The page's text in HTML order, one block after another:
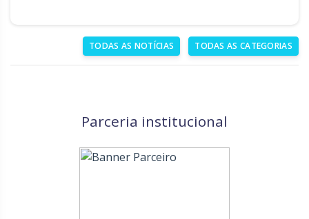
TODAS AS NOTÍCIAS TODAS AS CATEGORIAS
Parceria institucional